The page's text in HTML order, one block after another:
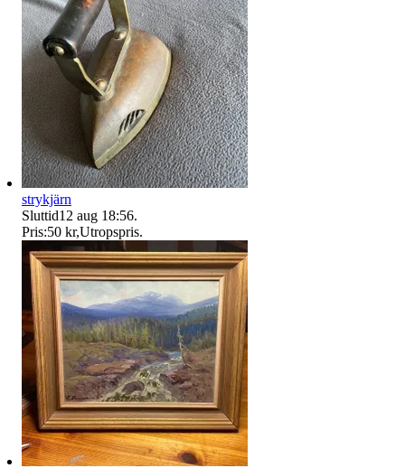
strykjärn
Sluttid12 aug 18:56.
Pris:50 kr,Utropspris.